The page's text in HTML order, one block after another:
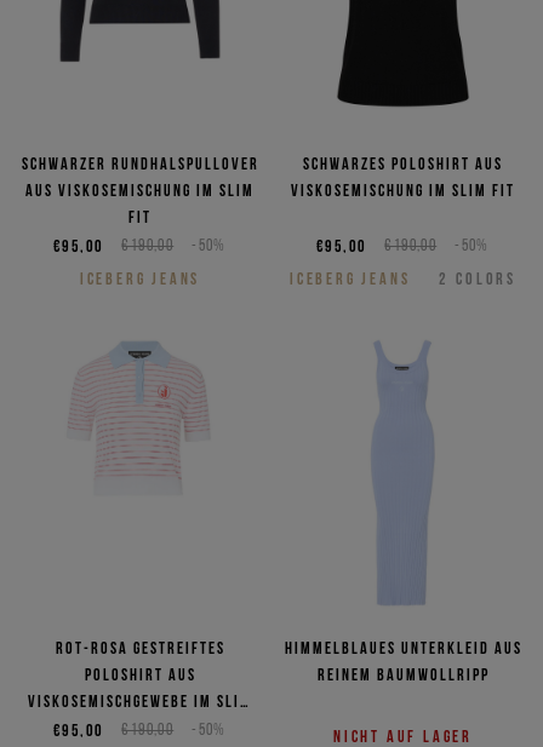
Schwarzer Rundhalspullover
aus Viskosemischung im Slim
Fit
€190,00 -50%
€95,00
ICEBERG JEANS
Schwarzes Poloshirt aus
Viskosemischung im Slim Fit
€190,00 -50%
€95,00
ICEBERG JEANS
2 COLORS
Rot-rosa gestreiftes
Poloshirt aus
Viskosemischgewebe im Slim
Fit
€190,00 -50%
€95,00
Himmelblaues Unterkleid aus
reinem Baumwollripp
Nicht auf Lager